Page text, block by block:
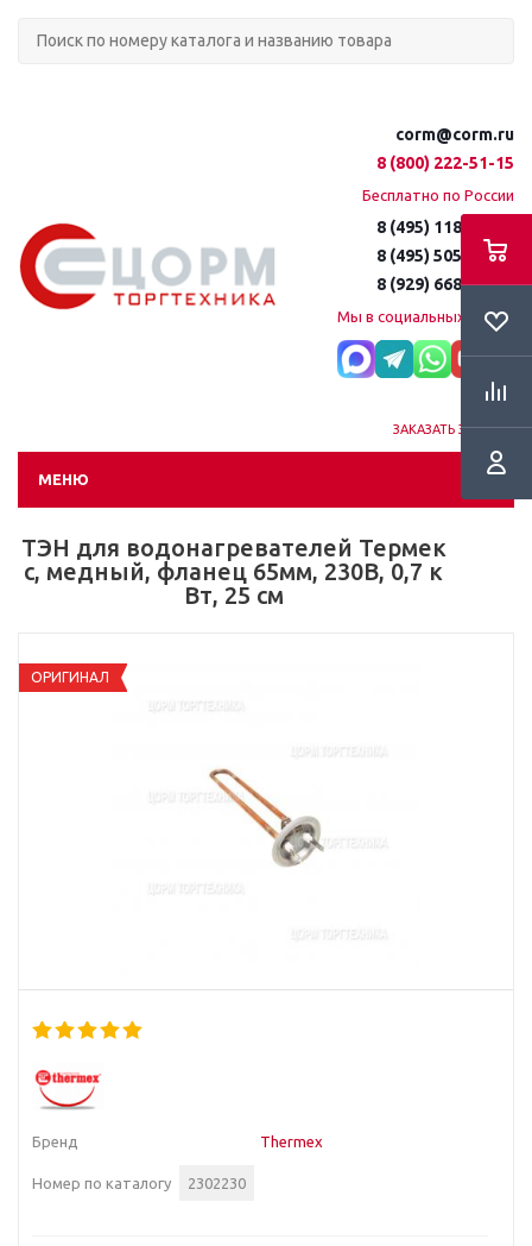
corm@corm.ru
8 (800) 222-51-15
Бесплатно по России
8 (495) 118-61-16
8 (495) 505-51-15
8 (929) 668-95-35
Мы в социальных сетях:
ЗАКАЗАТЬ ЗВОНОК
МЕНЮ
ТЭН для водонагревателей Термек
с, медный, фланец 65мм, 230В, 0,7 к
Вт, 25 см
ОРИГИНАЛ
Бренд Thermex
Номер по каталогу 2302230